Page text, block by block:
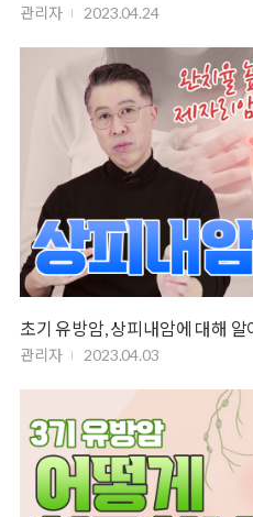
관리자 2023.04.24
관리자 2023.04.03